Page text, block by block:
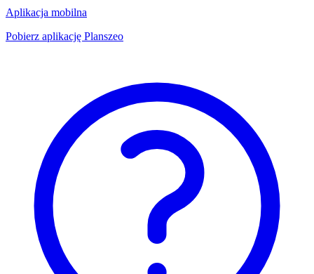
Aplikacja mobilna
Pobierz aplikację Planszeo